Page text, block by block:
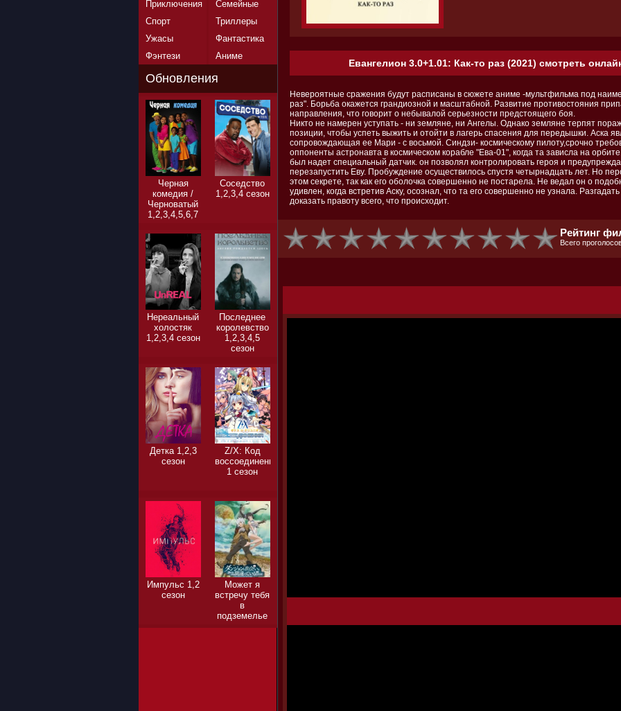
Евангелион 3.0+1.01: Как-то раз (2021) смотреть
Невероятные сражения будут расписаны в сюжете аниме -мультфильма под
раз". Борьба окажется грандиозной и масштабной. Развитие противостояния
направления, что говорит о небывалой серьезности предстоящего боя.
Никто не намерен уступать - ни земляне, ни Ангелы. Однако земляне терпят
позиции, чтобы успеть выжить и отойти в лагерь спасения для передышки. Аска
сопровождающая ее Мари - с восьмой. Синдзи- космическому пилоту,срочно
оппоненты астронавта в космическом корабле "Ева-01", когда та зависла на
был надет специальный датчик. он позволял контролировать героя и
перезапустить Еву. Пробуждение осуществилось спустя четырнадцать лет. Но
этом секрете, так как его оболочка совершенно не постарела. Не ведал он о
удивлен, когда встретив Аску, осознал, что та его совершенно не узнала.
доказать правоту всего, что происходит.
Рейтинг
Всего
Приключения
Семейные
Спорт
Триллеры
Ужасы
Фантастика
Фэнтези
Аниме
Обновления
Черная
комедия /
Черноватый
1,2,3,4,5,6,7
Соседство
1,2,3,4 сезон
Нереальный
холостяк
1,2,3,4 сезон
Последнее
королевство
1,2,3,4,5
сезон
Детка 1,2,3
сезон
Z/X: Код
воссоединения
1 сезон
Импульс 1,2
сезон
Может я
встречу тебя
в
подземелье
1,2,3 сезон